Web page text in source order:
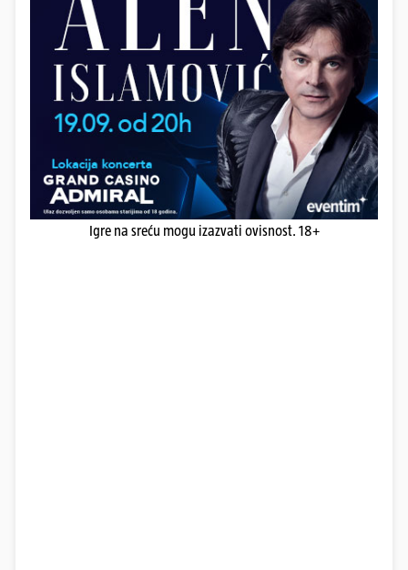
Igre na sreću mogu izazvati ovisnost. 18+